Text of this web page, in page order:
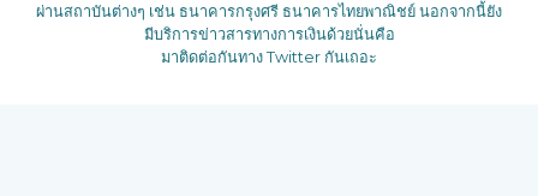
ผ่านสถาบันต่างๆ เช่น ธนาคารกรุงศรี ธนาคารไทยพาณิชย์ นอกจากนี้ยัง
มีบริการข่าวสารทางการเงินด้วยนั่นคือ
มาติดต่อกันทาง Twitter กันเถอะ